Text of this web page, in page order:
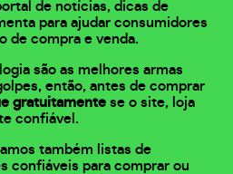
de notícias, dicas de
para ajudar consumidores
de compra e venda.
são as melhores armas
então, antes de comprar
gratuitamente se o site, loja
confiável.
também listas de
confiáveis para comprar ou